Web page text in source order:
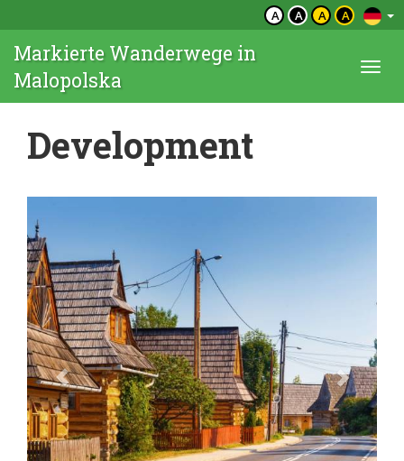
A A A A
Markierte Wanderwege in
Malopolska
Development